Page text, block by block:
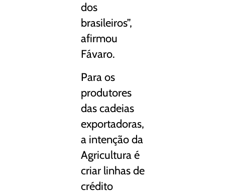
dos
brasileiros”,
afirmou
Fávaro.
Para os
produtores
das cadeias
exportadoras,
a intenção da
Agricultura é
criar linhas de
crédito